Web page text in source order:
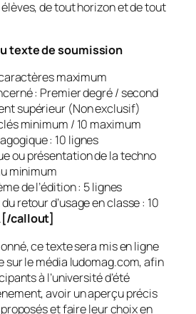
de tout horizon et de tout
texte de soumission
maximum
: Premier degré / second
supérieur (Non exclusif)
minimum / 10 maximum
: 10 lignes
ou présentation de la techno
minimum
de l’édition : 5 lignes
retour d’usage en classe : 10
[/callout]
ce texte sera mis en ligne
sur le média ludomag.com, afin
à l’université d’été
avoir un aperçu précis
et faire leur choix en